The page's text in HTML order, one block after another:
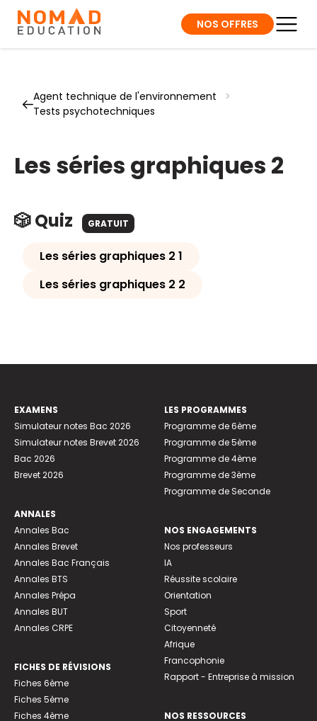
NOS OFFRES
Agent technique de l'environnement
>
Tests psychotechniques
Les séries graphiques 2
🎲 Quiz GRATUIT
Les séries graphiques 2 1
Les séries graphiques 2 2
EXAMENS
Simulateur notes Bac 2026
Simulateur notes Brevet 2026
Bac 2026
Brevet 2026
ANNALES
Annales Bac
Annales Brevet
Annales Bac Français
Annales BTS
Annales Prépa
Annales BUT
Annales CRPE
FICHES DE RÉVISIONS
Fiches 6ème
Fiches 5ème
Fiches 4ème
LES PROGRAMMES
Programme de 6ème
Programme de 5ème
Programme de 4ème
Programme de 3ème
Programme de Seconde
NOS ENGAGEMENTS
Nos professeurs
IA
Réussite scolaire
Orientation
Sport
Citoyenneté
Afrique
Francophonie
Rapport - Entreprise à mission
NOS RESSOURCES